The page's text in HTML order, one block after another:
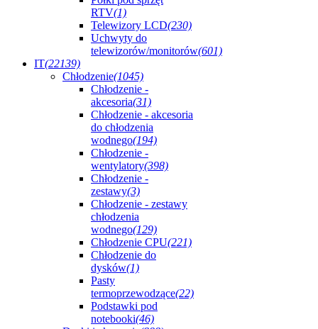
RTV(1)
Telewizory LCD(230)
Uchwyty do
telewizorów/monitorów(601)
IT(22139)
Chłodzenie(1045)
Chłodzenie -
akcesoria(31)
Chłodzenie - akcesoria
do chłodzenia
wodnego(194)
Chłodzenie -
wentylatory(398)
Chłodzenie -
zestawy(3)
Chłodzenie - zestawy
chłodzenia
wodnego(129)
Chłodzenie CPU(221)
Chłodzenie do
dysków(1)
Pasty
termoprzewodzące(22)
Podstawki pod
notebooki(46)